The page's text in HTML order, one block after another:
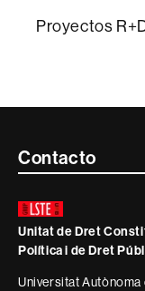
Proyectos
Contacte
informació
legal
Contacto
Unitat de Dret
Política i de Dret
Universitat Autònoma